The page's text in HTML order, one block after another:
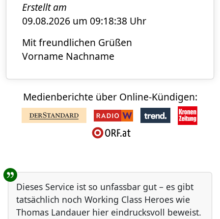
Erstellt am
09.08.2026 um 09:18:38 Uhr
Mit freundlichen Grüßen
Vorname Nachname
Medienberichte über Online-Kündigen:
Benutzer-Rückmeldungen
Dieses Service ist so unfassbar gut – es gibt
tatsächlich noch Working Class Heroes wie
Thomas Landauer hier eindrucksvoll beweist.